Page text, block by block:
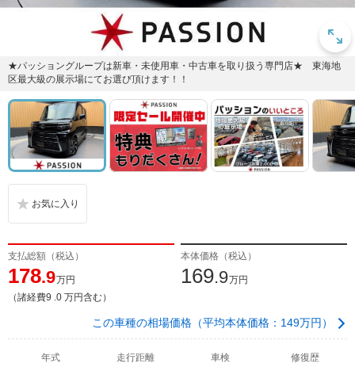
★パッショングループは新車・未使用車・中古車を取り扱う専門店★ 東海地
区最大級の展示場にてお選び頂けます！！
支払総額（税込）
178.9万円
（諸経費9 .0 万円含む）
本体価格（税込）
169.9万円
この車種の相場価格（平均本体価格：149万円）
年式 走行距離
車検
修復歴